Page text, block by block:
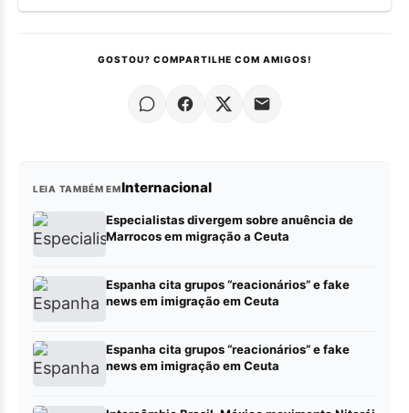
GOSTOU? COMPARTILHE COM AMIGOS!
LEIA TAMBÉM EMInternacional
Especialistas divergem sobre anuência de
Marrocos em migração a Ceuta
Espanha cita grupos “reacionários” e fake
news em imigração em Ceuta
Espanha cita grupos “reacionários” e fake
news em imigração em Ceuta